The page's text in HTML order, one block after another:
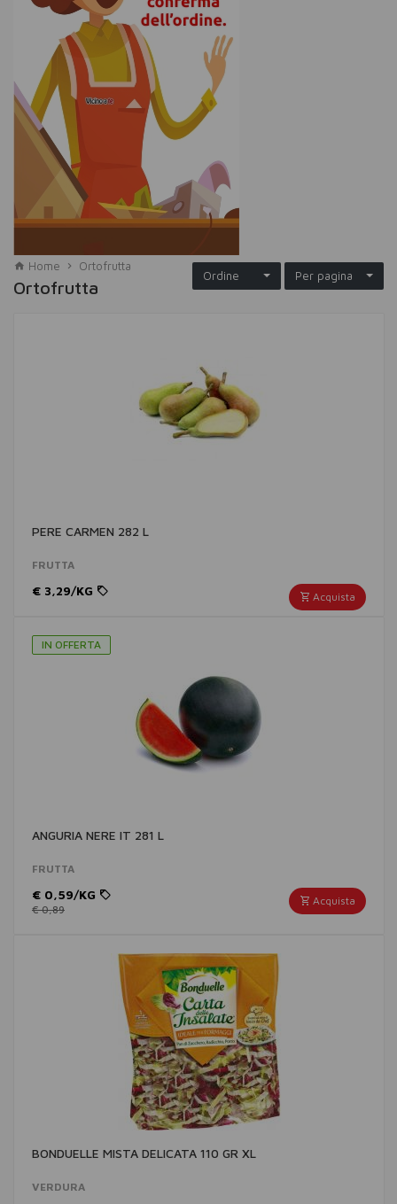
Home Ortofrutta
Per pagina
Ordine
Ortofrutta
PERE CARMEN 282 L
FRUTTA
Acquista
€ 3,29/KG
IN OFFERTA
ANGURIA NERE IT 281 L
FRUTTA
Acquista
€ 0,59/KG
€ 0,89
BONDUELLE MISTA DELICATA 110 GR XL
VERDURA